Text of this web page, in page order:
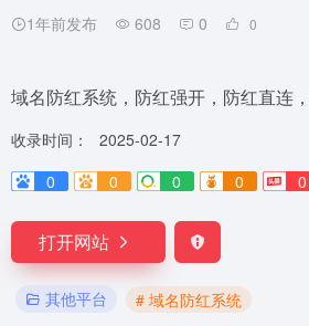
1年前发布 608 0 0
域名防红系统，防红强开，防红直连
收录时间：
2025-02-17
0
0 0 0 0
打开网站
其他平台 # 域名防红系统